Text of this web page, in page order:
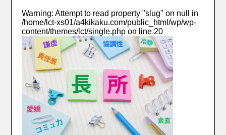
Warning: Attempt to read property "slug" on null in
/home/lct-xs01/a4kikaku.com/public_html/wp/wp-
content/themes/lct/single.php on line 20